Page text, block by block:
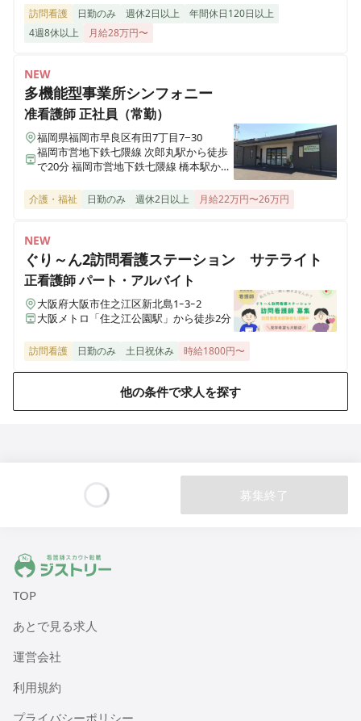
ALSOK介護 デイサービスかたくりの里 みずほ台
埼玉県富士見市東みずほ台2-15-13
ALSOK介護 デイサービスかたくりの里 相模台
東京都町田市大蔵町482-7
ALSOK介護 デイサービスセンター 遊・戸田
埼玉県戸田市笹目1-13-24
ALSOK介護 デイサービスセンター 遊・志木上宗岡
埼玉県志木市上宗岡3-6-36
ALSOK介護 デイサービスセンター 遊・菖蒲
ALSOK介護 介護付有料老人ホーム アミカの郷戸田
埼玉県戸田市新曽南2-8-15
ALSOK介護 デイサービスセンター 遊・西東京
ALSOK介護 デイサービスセンター 遊・川越新河岸
訪問看護 日勤のみ 週休2日以上
年間休日120日以上
4週8休以上
月給28万円〜
NEW
多機能型事業所シンフォニー
准看護師正社員（常勤）
福岡県福岡市早良区有田7丁目7−30
福岡市営地下鉄七隈線 次郎丸駅から徒歩
で20分 福岡市営地下鉄七隈線 橋本駅から
介護・福祉 日勤のみ 週休2日以上 月給22万円〜26万円
NEW
ぐり～ん2訪問看護ステーション サテライト
正看護師パート・アルバイト
大阪府大阪市住之江区新北島1ｰ3ｰ2
大阪メトロ「住之江公園駅」から徒歩2分
訪問看護 日勤のみ 土日祝休み 時給1800円〜
他の条件で求人を探す
募集終了
ジストリー 看護師の転職マッチング
TOP
あとで見る求人
運営会社
利用規約
プライバシーポリシー